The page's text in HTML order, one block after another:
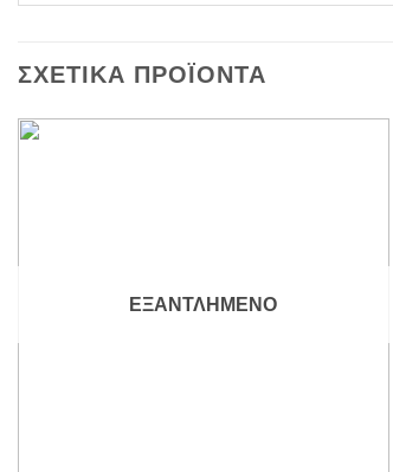
ΣΧΕΤΙΚΆ ΠΡΟΪΌΝΤΑ
ΕΞΑΝΤΛΗΜΈΝΟ